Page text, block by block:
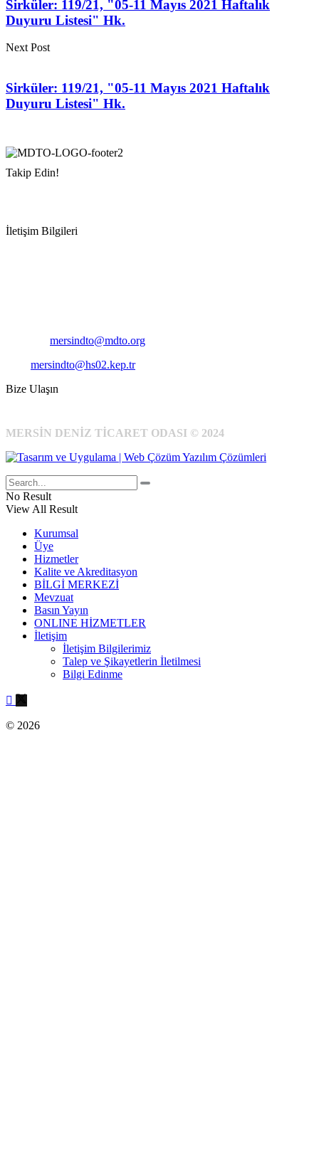
Sirküler: 119/21, "05-11 Mayıs 2021 Haftalık
Duyuru Listesi" Hk.
Next Post
Sirküler: 119/21, "05-11 Mayıs 2021 Haftalık
Duyuru Listesi" Hk.
Takip Edin!
İletişim Bilgileri
mersindto@mdto.org
mersindto@hs02.kep.tr
Bize Ulaşın
MERSİN DENİZ TİCARET ODASI © 2024
No Result
View All Result
Kurumsal
Üye
Hizmetler
Kalite ve Akreditasyon
BİLGİ MERKEZİ
Mevzuat
Basın Yayın
ONLINE HİZMETLER
İletişim
İletişim Bilgilerimiz
Talep ve Şikayetlerin İletilmesi
Bilgi Edinme
© 2026